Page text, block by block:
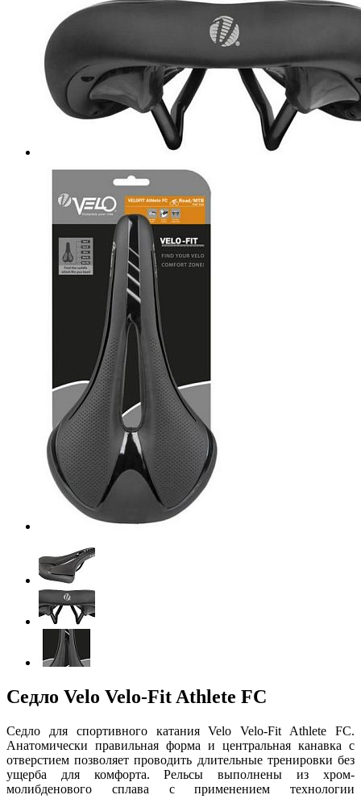
Седло Velo Velo-Fit Athlete FC
Седло для спортивного катания Velo Velo-Fit Athlete FC.
Анатомически правильная форма и центральная канавка с
отверстием позволяет проводить длительные тренировки без
ущерба для комфорта. Рельсы выполнены из хром-
молибденового сплава с применением технологии